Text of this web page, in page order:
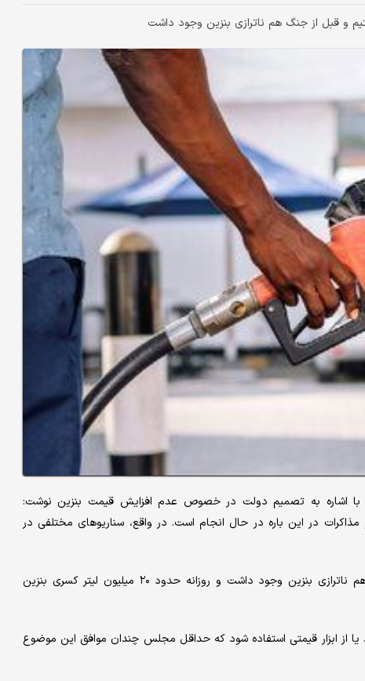
و قبل از جنگ هم ناترازی بنزین وجود داشت
اشاره به تصمیم دولت در خصوص عدم افزایش قیمت بنزین نوشت:
در این باره در حال انجام است. در واقع، سناریوهای مختلفی در
وی ادامه داد: ما با کسری بنزین مواجه هستیم و قبل از جنگ هم ناترازی بنزین وجود داشت و روزانه حدود ۲۰ میلیون لیتر کسری بنزین
از ابزار قیمتی استفاده شود که حداقل مجلس چندان موافق این موضوع